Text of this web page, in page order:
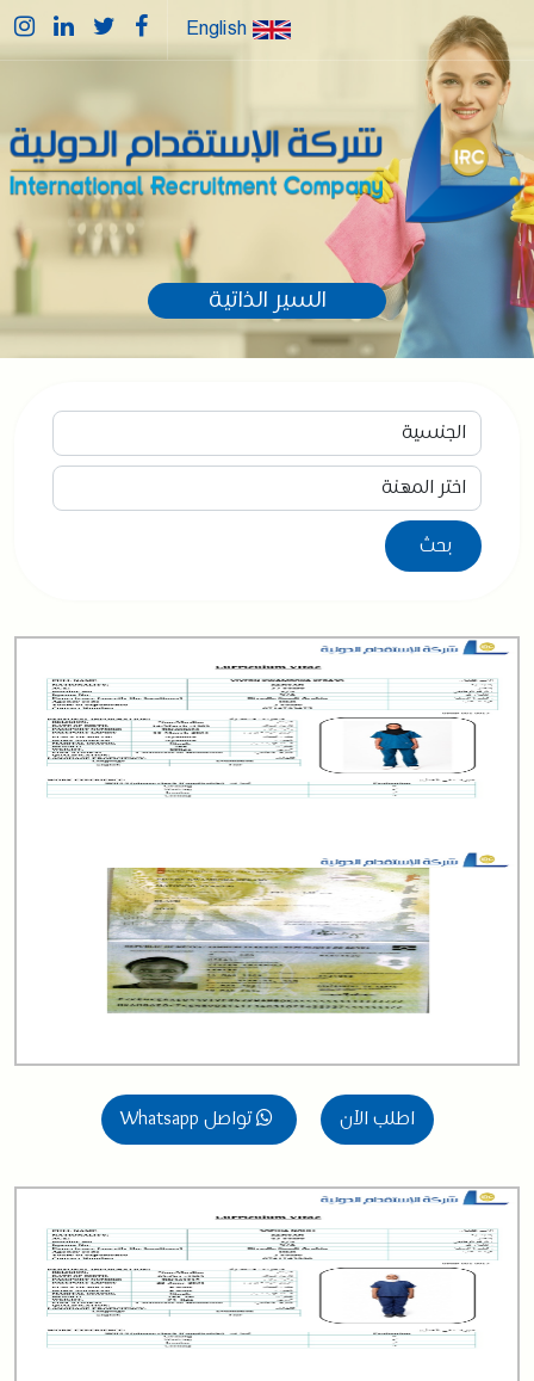
السير الذاتية
اطلب الآن تواصل Whatsapp